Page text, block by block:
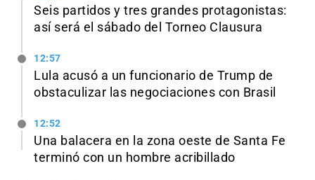
Seis partidos y tres grandes protagonistas:
así será el sábado del Torneo Clausura
12:57
Lula acusó a un funcionario de Trump de
obstaculizar las negociaciones con Brasil
12:52
Una balacera en la zona oeste de Santa Fe
terminó con un hombre acribillado